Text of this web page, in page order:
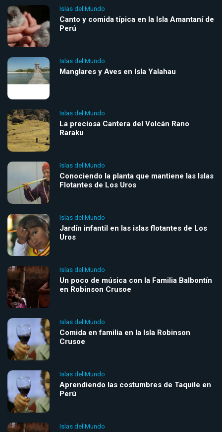
Islas del Mundo
Canto y comida típica en la Isla Amantaní de
Perú
Islas del Mundo
Manglares y Aves en Isla Yalahau
Islas del Mundo
La preciosa Cantera del Volcán Rano
Raraku
Islas del Mundo
Conociendo la planta que mantiene las Islas
Flotantes de Los Uros
Islas del Mundo
Jardín infantil en las islas flotantes de Los
Uros
Islas del Mundo
Un poco de música con la Familia Balbontín
en Robinson Crusoe
Islas del Mundo
Comida en familia en la Isla Robinson
Crusoe
Islas del Mundo
Aprendiendo las costumbres de Taquile en
Perú
Islas del Mundo